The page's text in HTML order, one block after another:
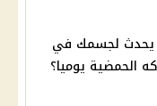
يحدث لجسمك في
الحمضية يوميا؟